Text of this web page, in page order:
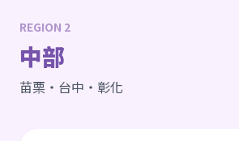
REGION 2
中部
苗栗・台中・彰化